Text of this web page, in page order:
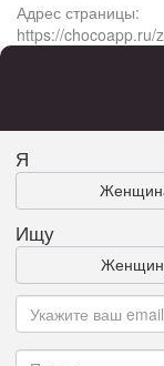
Адрес страницы:
https://chocoapp.ru/
Я
Ищу